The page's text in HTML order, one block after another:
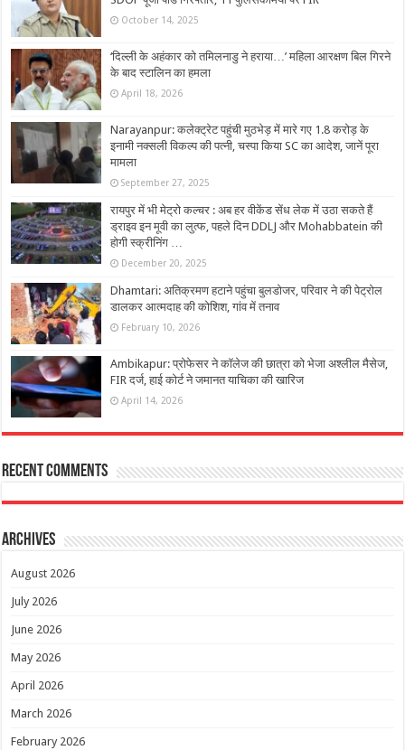
October 14, 2025
‘दिल्‍ली के अहंकार को तमिलनाडु ने हराया…’ महिला आरक्षण बिल गिरने
के बाद स्‍टाल‍िन का हमला
April 18, 2026
Narayanpur: कलेक्ट्रेट पहुंची मुठभेड़ में मारे गए 1.8 करोड़ के
इनामी नक्सली विकल्प की पत्नी, चस्पा किया SC का आदेश, जानें पूरा
मामला
September 27, 2025
रायपुर में भी मेट्रो कल्चर : अब हर वीकेंड सेंध लेक में उठा सकते हैं
ड्राइव इन मूवी का लुत्फ, पहले दिन DDLJ और Mohabbatein की
होगी स्क्रीनिंग …
December 20, 2025
Dhamtari: अतिक्रमण हटाने पहुंचा बुलडोजर, परिवार ने की पेट्रोल
डालकर आत्मदाह की कोशिश, गांव में तनाव
February 10, 2026
Ambikapur: प्रोफेसर ने कॉलेज की छात्रा को भेजा अश्लील मैसेज,
FIR दर्ज, हाई कोर्ट ने जमानत याचिका की खारिज
April 14, 2026
Recent Comments
Archives
August 2026
July 2026
June 2026
May 2026
April 2026
March 2026
February 2026